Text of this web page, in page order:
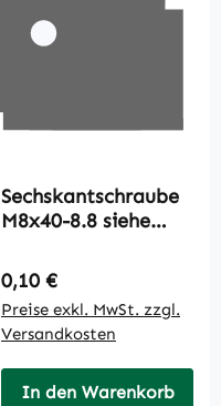
Sechskantschraube
M8x40-8.8 siehe
Regulärer Preis:
0,10 €
Preise exkl. MwSt. zzgl.
Versandkosten
In den Warenkorb